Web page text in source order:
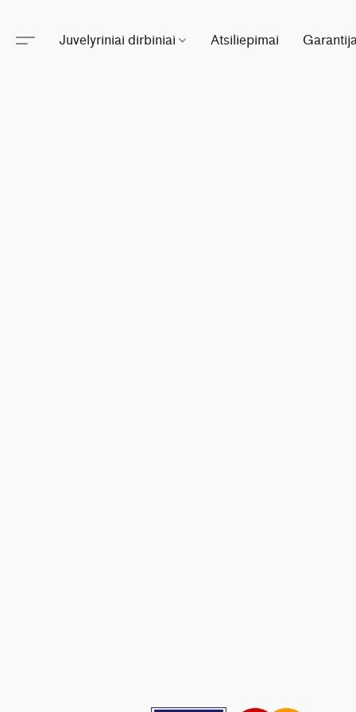
Juvelyriniai dirbiniai Atsiliepimai